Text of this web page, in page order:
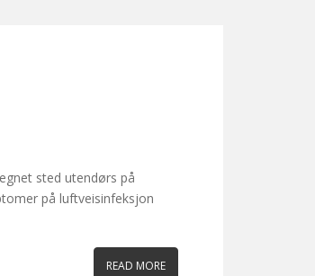
sted utendørs på
på luftveisinfeksjon
READ MORE